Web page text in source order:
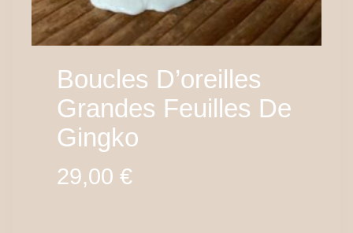
Boucles D’oreilles
Grandes Feuilles De
Gingko
29,00 €